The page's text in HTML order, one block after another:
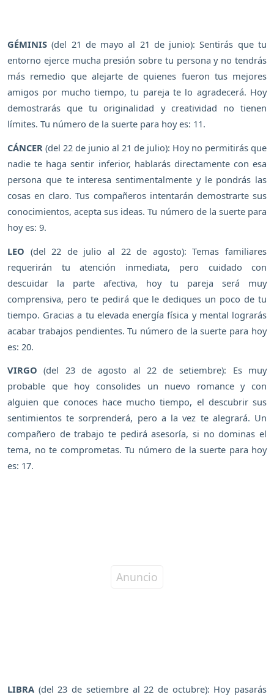
GÉMINIS (del 21 de mayo al 21 de junio): Sentirás que tu
entorno ejerce mucha presión sobre tu persona y no tendrás
más remedio que alejarte de quienes fueron tus mejores
amigos por mucho tiempo, tu pareja te lo agradecerá. Hoy
demostrarás que tu originalidad y creatividad no tienen
límites. Tu número de la suerte para hoy es: 11.
CÁNCER (del 22 de junio al 21 de julio): Hoy no permitirás que
nadie te haga sentir inferior, hablarás directamente con esa
persona que te interesa sentimentalmente y le pondrás las
cosas en claro. Tus compañeros intentarán demostrarte sus
conocimientos, acepta sus ideas. Tu número de la suerte para
hoy es: 9.
LEO (del 22 de julio al 22 de agosto): Temas familiares
requerirán tu atención inmediata, pero cuidado con
descuidar la parte afectiva, hoy tu pareja será muy
comprensiva, pero te pedirá que le dediques un poco de tu
tiempo. Gracias a tu elevada energía física y mental lograrás
acabar trabajos pendientes. Tu número de la suerte para hoy
es: 20.
VIRGO (del 23 de agosto al 22 de setiembre): Es muy
probable que hoy consolides un nuevo romance y con
alguien que conoces hace mucho tiempo, el descubrir sus
sentimientos te sorprenderá, pero a la vez te alegrará. Un
compañero de trabajo te pedirá asesoría, si no dominas el
tema, no te comprometas. Tu número de la suerte para hoy
es: 17.
LIBRA (del 23 de setiembre al 22 de octubre): Hoy pasarás